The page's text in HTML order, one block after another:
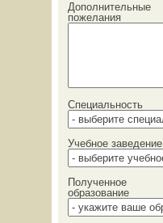
Дополнительные
пожелания
Специальность
Учебное заведение
Полученное
образование